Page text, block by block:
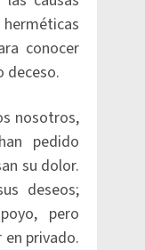
conocer
deceso.
nosotros,
pedido
su dolor.
deseos;
pero
privado.